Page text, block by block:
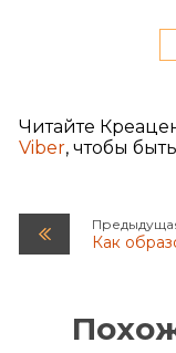
How amber
creatures,
52–53, 2003;.
Раньше
исключением
обнаружены
которые
Читайте
Viber, чтобы
Как